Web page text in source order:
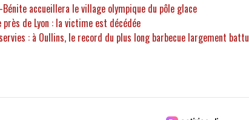
accueillera le village olympique du pôle glace
de Lyon : la victime est décédée
: à Oullins, le record du plus long barbecue largement battu